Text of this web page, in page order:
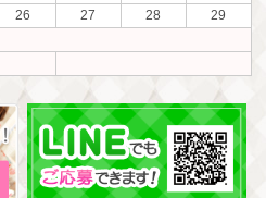
26 27 28
29